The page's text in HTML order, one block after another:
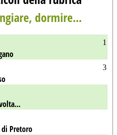
dormire...
1
3
di Pretoro